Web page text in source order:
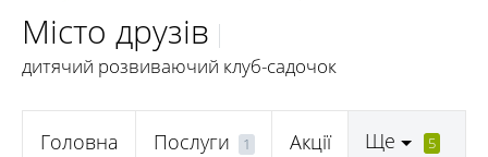
Місто друзів
дитячий розвиваючий клуб-садочок
Головна Послуги 1 Акції Ще 5